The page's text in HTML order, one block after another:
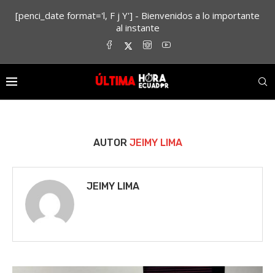
[penci_date format='l, F j Y'] - Bienvenidos a lo importante
al instante
AUTOR JEIMY LIMA
JEIMY LIMA